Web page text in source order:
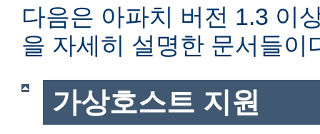
다음은 아파치 버전 1.3 이
을 자세히 설명한 문서들이
가상호스트 지원